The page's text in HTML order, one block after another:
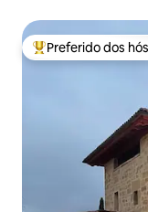
Entre os melhores
Preferido dos